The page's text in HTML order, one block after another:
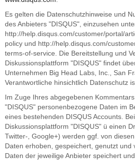
Es gelten die Datenschutzhinweise und
des Anbieters "DISQUS", einzusehen
http://help.disqus.com/customer/portal/
policy und http://help.disqus.com/
terms-of-service. Die Bereitstellung und
Diskussionsplattform "DISQUS" findet
Unternehmen Big Head Labs, Inc., San
Verantwortliche hinsichtlich Datenschutz
Im Zuge Ihres abgegebenen
"DISQUS" personenbezogene Daten im
eines bestehenden DISQUS Accounts.
Diskussionsplattform "DISQUS" ü einen
Twitter-, Google+) werden ggf. von
Daten erhoben, gespeichert, genutzt und
Daten der jeweilige Anbieter speichert